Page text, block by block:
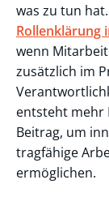
was zu tun
Rollenklärung
wenn
zusätzlich im
entsteht mehr
Beitrag, um
tragfähige
ermöglichen.